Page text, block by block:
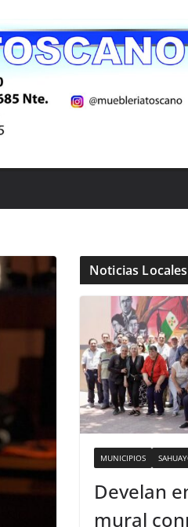
Noticias Locales
MUNICIPIOS
Develan
mural